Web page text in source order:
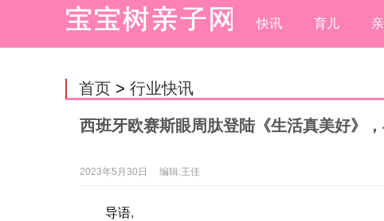
快讯 育儿
首页 > 行业快讯
西班牙欧赛斯眼周肽登陆《生活真美好》
2023年5月30日 编辑:王佳
导语,